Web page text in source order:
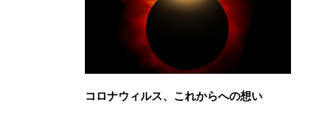
コロナウィルス、これからへの想い